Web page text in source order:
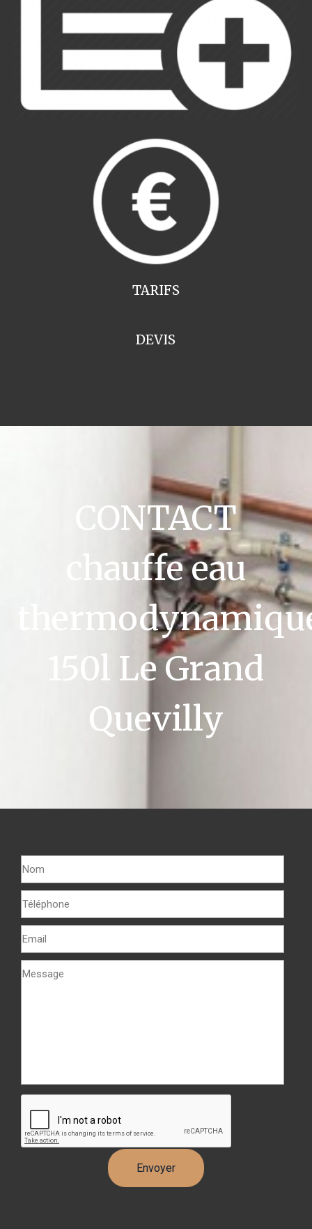
TARIFS
DEVIS
CONTACT
chauffe eau
150l Le Grand
Quevilly